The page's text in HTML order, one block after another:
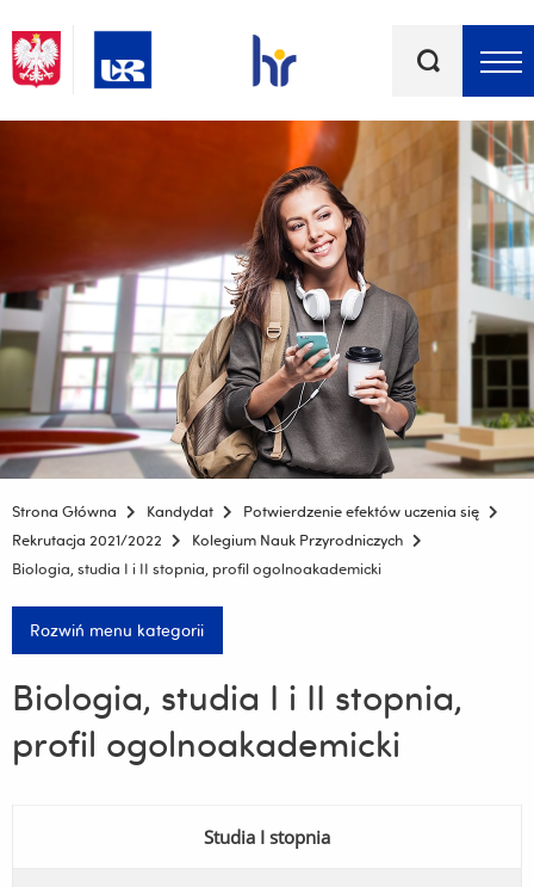
kluczowe
Strona Główna Kandydat
Potwierdzenie efektów uczenia się
Rekrutacja 2021/2022
Kolegium Nauk Przyrodniczych
Biologia, studia I i II stopnia, profil ogolnoakademicki
Rozwiń menu kategorii
Biologia, studia I i II stopnia,
profil ogolnoakademicki
Studia I stopnia